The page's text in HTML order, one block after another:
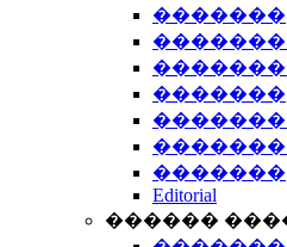
�������
�������
�������
�������
Editorial
������